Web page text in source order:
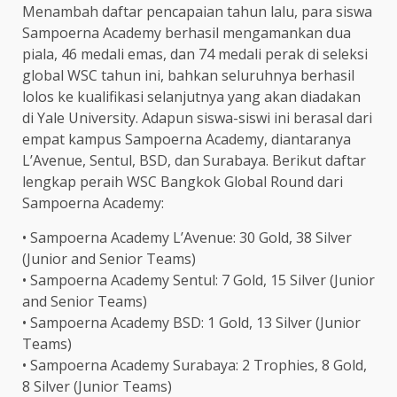
Menambah daftar pencapaian tahun lalu, para siswa
Sampoerna Academy berhasil mengamankan dua
piala, 46 medali emas, dan 74 medali perak di seleksi
global WSC tahun ini, bahkan seluruhnya berhasil
lolos ke kualifikasi selanjutnya yang akan diadakan
di Yale University. Adapun siswa-siswi ini berasal dari
empat kampus Sampoerna Academy, diantaranya
L’Avenue, Sentul, BSD, dan Surabaya. Berikut daftar
lengkap peraih WSC Bangkok Global Round dari
Sampoerna Academy:
• Sampoerna Academy L’Avenue: 30 Gold, 38 Silver
(Junior and Senior Teams)
• Sampoerna Academy Sentul: 7 Gold, 15 Silver (Junior
and Senior Teams)
• Sampoerna Academy BSD: 1 Gold, 13 Silver (Junior
Teams)
• Sampoerna Academy Surabaya: 2 Trophies, 8 Gold,
8 Silver (Junior Teams)